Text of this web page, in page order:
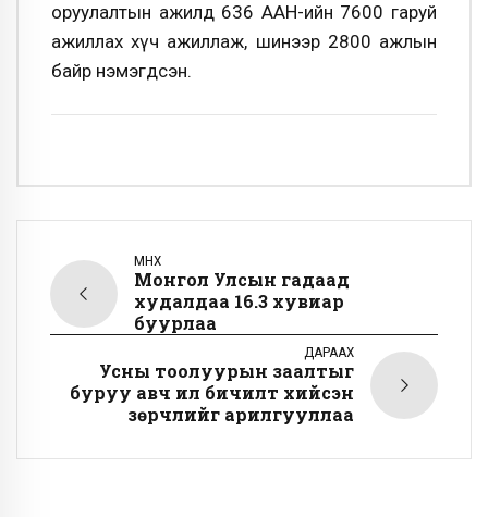
оруулалтын ажилд 636 ААН-ийн 7600 гаруй
ажиллах хүч ажиллаж, шинээр 2800 ажлын
байр нэмэгдсэн.
ӨМНӨХ
Монгол Улсын гадаад
худалдаа 16.3 хувиар
буурлаа
ДАРААХ
Усны тоолуурын заалтыг
буруу авч илүү бичилт хийсэн
зөрчлийг арилгууллаа